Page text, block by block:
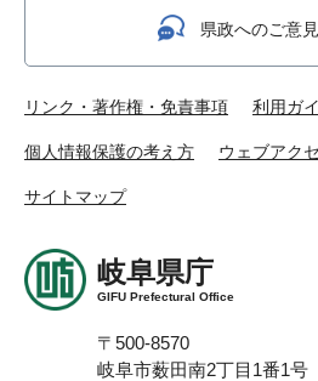
県政へのご意
リンク・著作権・免責事項 利用ガ
個人情報保護の考え方 ウェブアク
サイトマップ
岐阜県庁
GIFU Prefectural Office
〒500-8570
岐阜市薮田南2丁目1番1号